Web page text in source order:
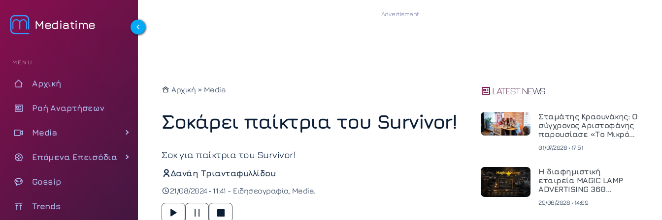
Mediatime
MENU
Αρχική
Ροή Αναρτήσεων
Media
Επόμενα Επεισόδια
Gossip
Trends
Αρχική » Media
Σοκάρει παίκτρια του Survivor!
Σοκ για παίκτρια του Survivor!
Δανάη Τριανταφυλλίδου
21/08/2024 • 11:41 - Ειδησεογραφία Media
LATEST NEWS
Σταμάτης Κραουνάκης: Ο
σύγχρονος Αριστοφάνης
παρουσίασε «Το Μικρό
01/07/2026 • 17:51
Η διαφημιστική
εταιρεία MAGIC LAMP
ADVERTISING 360
κινηματογραφική
29/06/2026 • 14:09